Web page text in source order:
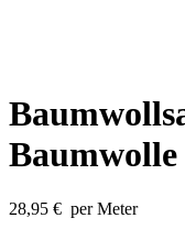
Baumwolle
28,95 € per Meter